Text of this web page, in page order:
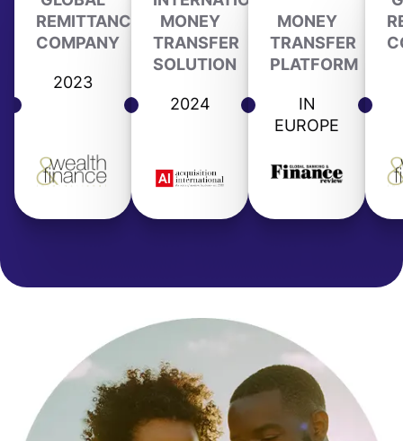
REMITTANCE
COMPANY
2023
MONEY
TRANSFER
SOLUTION
2024
MONEY
TRANSFER
PLATFORM
IN
EUROPE